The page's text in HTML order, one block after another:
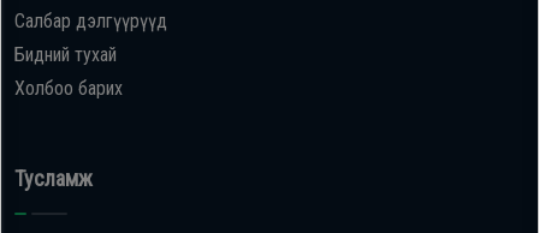
Салбар дэлгүүрүүд
Бидний тухай
Холбоо барих
Тусламж